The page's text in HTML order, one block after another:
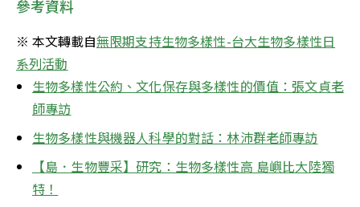
參考資料
※ 本文轉載自無限期支持生物多樣性-台大生物多樣性日
系列活動
生物多樣性公約、文化保存與多樣性的價值：張文貞老
師專訪
生物多樣性與機器人科學的對話：林沛群老師專訪
【島．生物豐采】研究：生物多樣性高 島嶼比大陸獨
特！